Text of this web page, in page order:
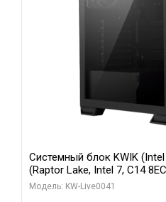
Системный блок KWIK (Intel
(Raptor Lake, Intel 7, C14
модуля)/ Palit RTX5080
Модель: KW-Live0041